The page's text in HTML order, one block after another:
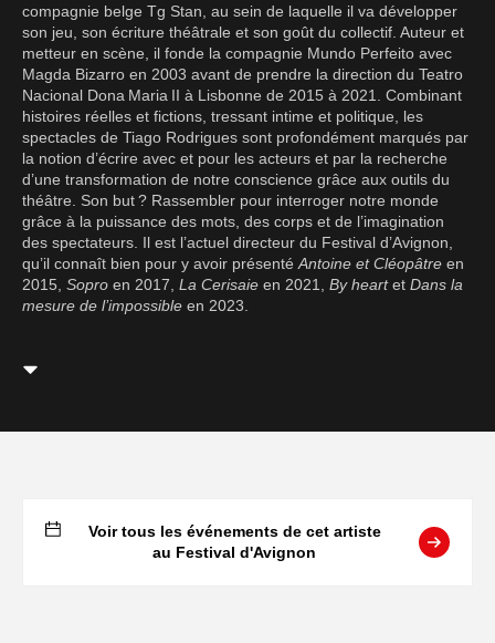
compagnie belge Tg Stan, au sein de laquelle il va développer
son jeu, son écriture théâtrale et son goût du collectif. Auteur et
metteur en scène, il fonde la compagnie Mundo Perfeito avec
Magda Bizarro en 2003 avant de prendre la direction du Teatro
Nacional Dona Maria II à Lisbonne de 2015 à 2021. Combinant
histoires réelles et fictions, tressant intime et politique, les
spectacles de Tiago Rodrigues sont profondément marqués par
la notion d’écrire avec et pour les acteurs et par la recherche
d’une transformation de notre conscience grâce aux outils du
théâtre. Son but ? Rassembler pour interroger notre monde
grâce à la puissance des mots, des corps et de l’imagination
des spectateurs. Il est l’actuel directeur du Festival d’Avignon,
qu’il connaît bien pour y avoir présenté Antoine et Cléopâtre en
2015, Sopro en 2017, La Cerisaie en 2021, By heartet Dans la
mesure de l’impossible en 2023.
Voir tous les événements de cet artiste
au Festival d'Avignon